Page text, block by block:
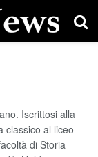
Iscrittosi alla
classico al liceo
di Storia